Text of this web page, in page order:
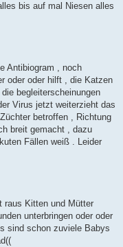
bis auf mal Niesen alles
Antibiogram , noch
oder oder hilft , die Katzen
begleiterscheinungen
Virus jetzt weiterzieht das
betroffen , Richtung
breit gemacht , dazu
Fällen weiß . Leider
raus Kitten und Mütter
unterbringen oder oder
sind schon zuviele Babys